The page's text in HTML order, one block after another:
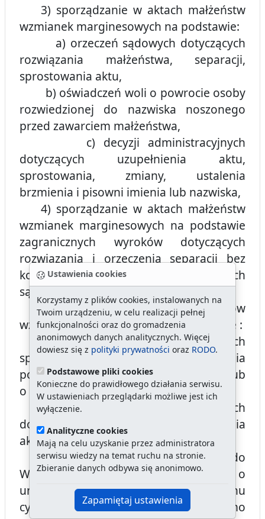
Ustawienia cookies
Korzystamy z plików cookies, instalowanych na
Twoim urządzeniu, w celu realizacji pełnej
funkcjonalności oraz do gromadzenia
anonimowych danych analitycznych. Więcej
dowiesz się z polityki prywatności oraz RODO.
Podstawowe pliki cookies
Konieczne do prawidłowego działania serwisu.
W ustawieniach przeglądarki możliwe jest ich
wyłączenie.
Analityczne cookies
Mają na celu uzyskanie przez administratora
serwisu wiedzy na temat ruchu na stronie.
Zbieranie danych odbywa się anonimowo.
Zapamiętaj ustawienia
3) sporządzanie w aktach małżeństw
wzmianek marginesowych na podstawie:
a) orzeczeń sądowych dotyczących
rozwiązania małżeństwa, separacji,
sprostowania aktu,
b) oświadczeń woli o powrocie osoby
rozwiedzionej do nazwiska noszonego
przed zawarciem małżeństwa,
c) decyzji administracyjnych
dotyczących uzupełnienia aktu,
sprostowania, zmiany, ustalenia
brzmienia i pisowni imienia lub nazwiska,
4) sporządzanie w aktach małżeństw
wzmianek marginesowych na podstawie
zagranicznych wyroków dotyczących
rozwiązania i orzeczenia separacji bez
konieczności uznawania ich w polskich
sądach,
5) sporządzanie w aktach zgonów
wzmianek marginesowych na podstawie :
a) orzeczeń sądowych dotyczących
sprostowania aktu, uchylenia
postanowienia o uznaniu za zmarłego lub
o stwierdzeniu zgonu,
b) decyzji administracyjnych
dotyczących uzupełnienia i sprostowania
aktu,
6) występowanie z wnioskiem do
Wojewody Zachodniopomorskiego o
unieważnienie jednego z aktów stanu
cywilnego stwierdzającego to samo